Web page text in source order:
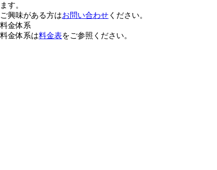
ます。
ご興味がある方はお問い合わせ ください。
料金体系
料金体系は料金表をご参照ください。